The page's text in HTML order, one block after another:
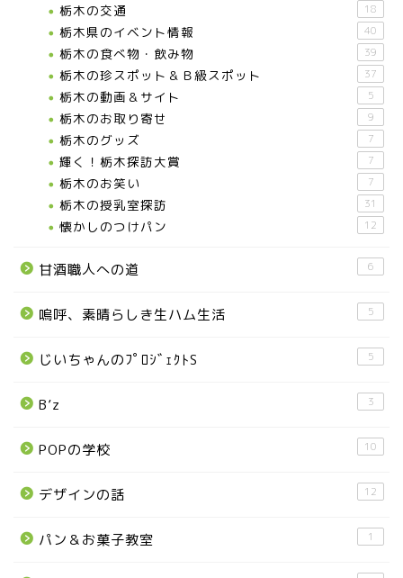
栃木の交通 18
栃木県のイベント情報 40
栃木の食べ物・飲み物 39
栃木の珍スポット＆Ｂ級スポット 37
栃木の動画＆サイト 5
栃木のお取り寄せ 9
栃木のグッズ 7
輝く！栃木探訪大賞 7
栃木のお笑い 7
栃木の授乳室探訪 31
懐かしのつけパン 12
甘酒職人への道 6
嗚呼、素晴らしき生ハム生活 5
じいちゃんのﾌﾟﾛｼﾞｪｸﾄS 5
B’z 3
POPの学校 10
デザインの話 12
パン＆お菓子教室 1